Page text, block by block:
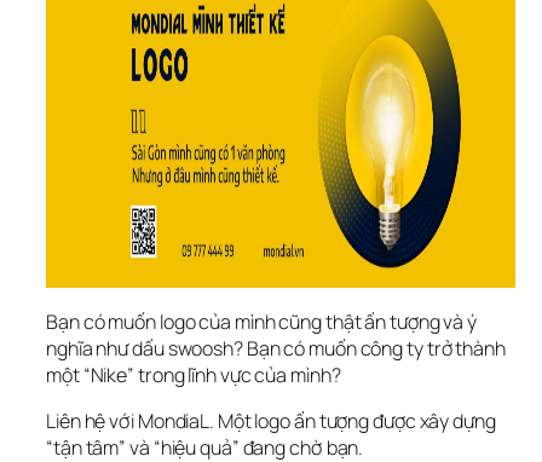
Bạn có muốn logo của mình cũng thật ấn tượng và ý
nghĩa như dấu swoosh? Bạn có muốn công ty trở thành
một “Nike” trong lĩnh vực của mình?
Liên hệ với MondiaL. Một logo ấn tượng được xây dựng
“tận tâm” và “hiệu quả” đang chờ bạn.